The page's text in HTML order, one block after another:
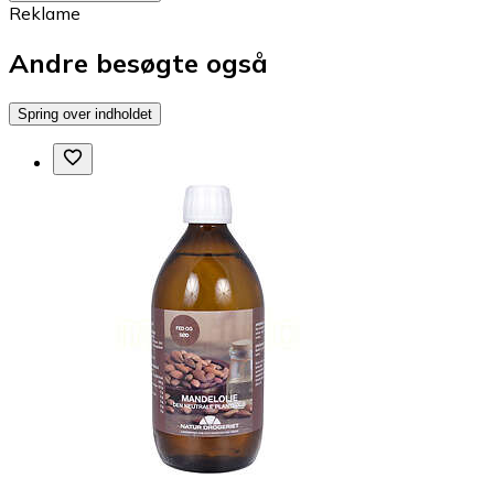
Reklame
Andre besøgte også
Spring over indholdet